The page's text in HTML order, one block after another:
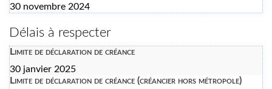
30 novembre 2024
Délais à respecter
Limite de déclaration de créance
30 janvier 2025
Limite de déclaration de créance (créancier hors métropole)